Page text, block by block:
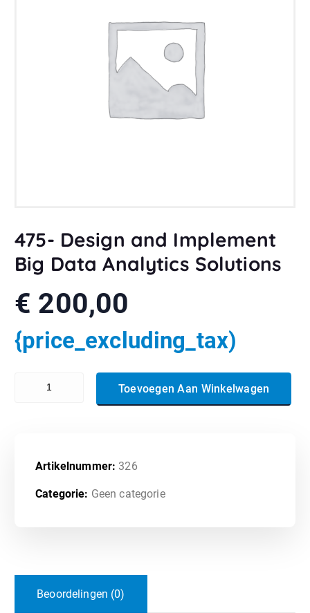
475- Design and Implement
Big Data Analytics Solutions
€ 200,00
{price_excluding_tax)
Toevoegen Aan Winkelwagen
Artikelnummer: 326
Categorie: Geen categorie
Beoordelingen (0)